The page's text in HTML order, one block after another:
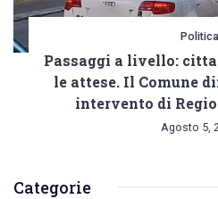
Politica
Passaggi a livello:
le attese. Il Comune
intervento di
Agosto 5,
Categorie